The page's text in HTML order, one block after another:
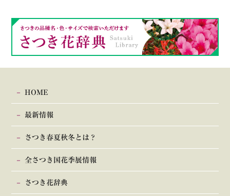
HOME
最新情報
さつき春夏秋冬とは？
全さつき国花季展情報
さつき花辞典